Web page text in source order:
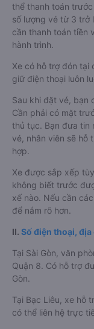
thể thanh toán
số lượng vé từ 3 trở
cần thanh toán tiền
hành trình.
Xe có hỗ trợ đón tại
giữ điện thoại luôn
Sau khi đặt vé, bạn
Cần phải có mặt
thủ tục. Bạn đưa tin
vé, nhân viên sẽ hỗ
hợp.
Xe được sắp xếp
không biết trước
xế nào. Nếu cần
để nắm rõ hơn.
II. Số điện thoại, địa
Tại Sài Gòn, văn
Quận 8. Có hỗ trợ
Gòn.
Tại Bạc Liêu, xe hỗ
có thể liên hệ trực